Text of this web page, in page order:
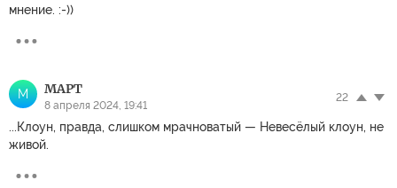
мнение. :-))
M MAPT
8 апреля 2024, 19:41
22
...Клоун, правда, слишком мрачноватый — Невесёлый клоун, не
живой.